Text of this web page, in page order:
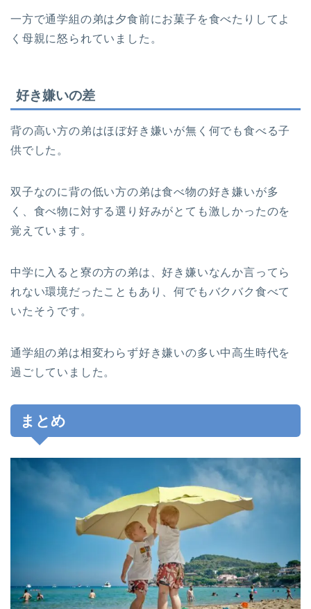
一方で通学組の弟は夕食前にお菓子を食べたりしてよ
く母親に怒られていました。
好き嫌いの差
背の高い方の弟はほぼ好き嫌いが無く何でも食べる子
供でした。
双子なのに背の低い方の弟は食べ物の好き嫌いが多
く、食べ物に対する選り好みがとても激しかったのを
覚えています。
中学に入ると寮の方の弟は、好き嫌いなんか言ってら
れない環境だったこともあり、何でもバクバク食べて
いたそうです。
通学組の弟は相変わらず好き嫌いの多い中高生時代を
過ごしていました。
まとめ